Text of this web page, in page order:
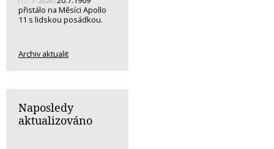
přistálo na Měsíci Apollo
11 s lidskou posádkou.
Archiv aktualit
Naposledy
aktualizováno